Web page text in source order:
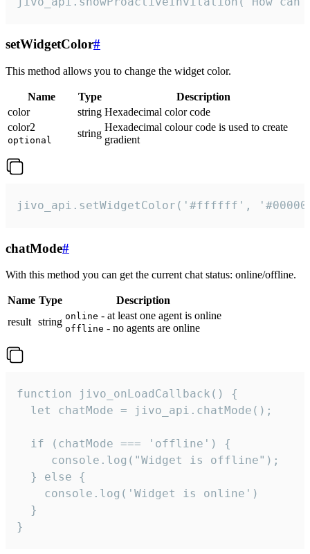
setWidgetColor#
This method allows you to change the widget color.
Name Type
Description
color
string Hexadecimal color code
color2
optional
string
Hexadecimal colour code is used to create
gradient
jivo_api.setWidgetColor('#ffffff',
chatMode#
With this method you can get the current chat status: online/offline.
Name Type
Description
result string online - at least one agent is online
offline - no agents are online
function jivo_onLoadCallback() {
  let chatMode = jivo_api.chatMode();
  if (chatMode === 'offline') {
     console.log("Widget is offline");
  } else {
    console.log('Widget is online')
  }
}